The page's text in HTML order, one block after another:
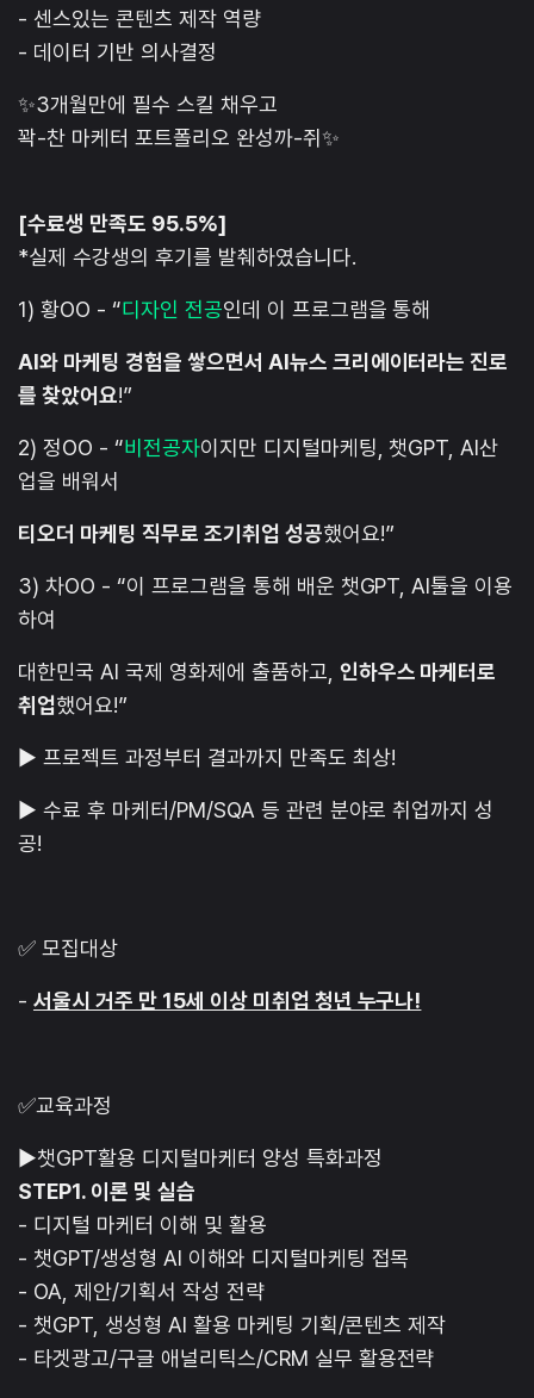
- 센스있는 콘텐츠 제작 역량
- 데이터 기반 의사결정
✨3개월만에 필수 스킬 채우고
꽉-찬 마케터 포트폴리오 완성까-쥐✨
[수료생 만족도 95.5%]
*실제 수강생의 후기를 발췌하였습니다.
1) 황OO - “디자인 전공인데 이 프로그램을 통해
AI와 마케팅 경험을 쌓으면서 AI뉴스 크리에이터라는 진로
를 찾았어요!”
2) 정OO - “비전공자이지만 디지털마케팅, 챗GPT, AI산
업을 배워서
티오더 마케팅 직무로 조기취업 성공했어요!”
3) 차OO - “이 프로그램을 통해 배운 챗GPT, AI툴을 이용
하여
대한민국 AI 국제 영화제에 출품하고, 인하우스 마케터로
취업했어요!”
▶ 프로젝트 과정부터 결과까지 만족도 최상!
▶ 수료 후 마케터/PM/SQA 등 관련 분야로 취업까지 성
공!
✅ 모집대상
- 서울시 거주 만 15세 이상 미취업 청년 누구나!
✅교육과정
▶챗GPT활용 디지털마케터 양성 특화과정
STEP1. 이론 및 실습
- 디지털 마케터 이해 및 활용
- 챗GPT/생성형 AI 이해와 디지털마케팅 접목
- OA, 제안/기획서 작성 전략
- 챗GPT, 생성형 AI 활용 마케팅 기획/콘텐츠 제작
- 타겟광고/구글 애널리틱스/CRM 실무 활용전략